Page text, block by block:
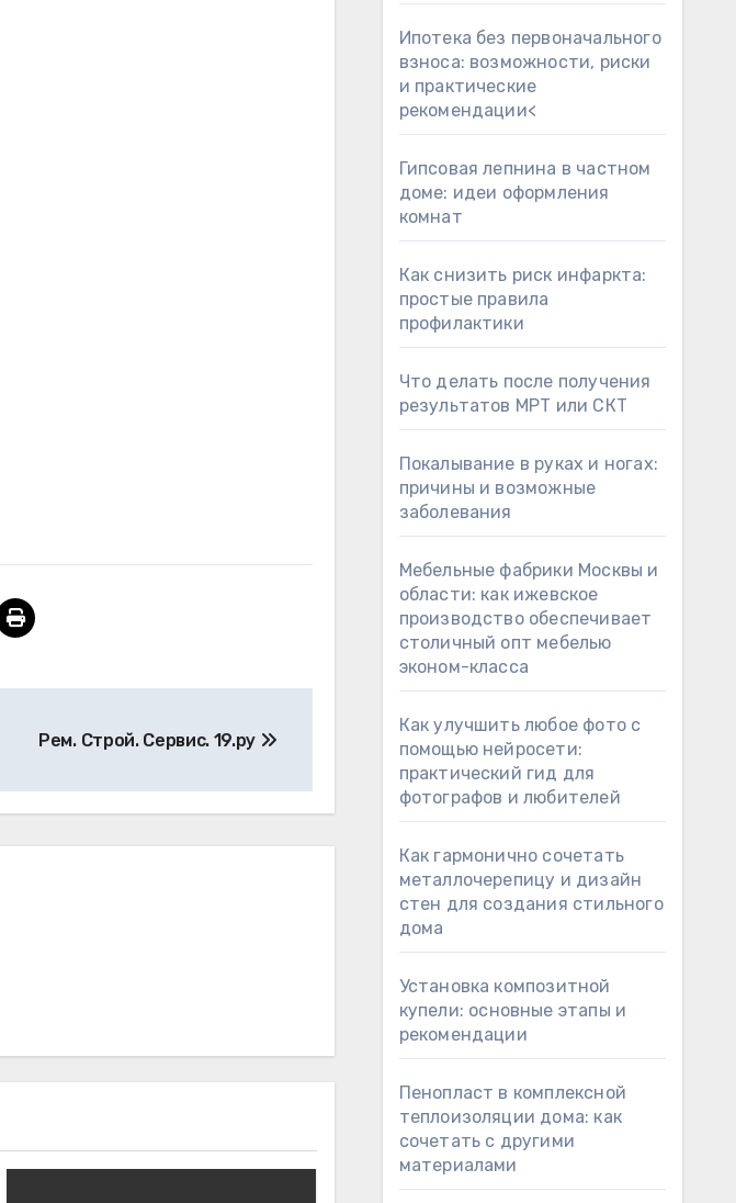
Рем. Строй. Сервис. 19.ру
Ипотека без первоначального
взноса: возможности, риски
и практические
рекомендации<
Гипсовая лепнина в частном
доме: идеи оформления
комнат
Как снизить риск инфаркта:
простые правила
профилактики
Что делать после получения
результатов МРТ или СКТ
Покалывание в руках и ногах:
причины и возможные
заболевания
Мебельные фабрики Москвы и
области: как ижевское
производство обеспечивает
столичный опт мебелью
эконом-класса
Как улучшить любое фото с
помощью нейросети:
практический гид для
фотографов и любителей
Как гармонично сочетать
металлочерепицу и дизайн
стен для создания стильного
дома
Установка композитной
купели: основные этапы и
рекомендации
Пенопласт в комплексной
теплоизоляции дома: как
сочетать с другими
материалами